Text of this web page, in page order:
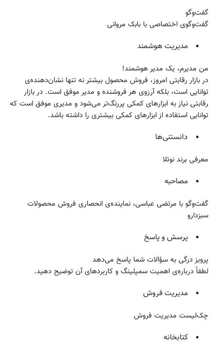
گفت‌وگو
گفت‌وگوی اختصاصی با بابک مروانی
مدیریت هوشمند
من مدیرم، یک مدیر هوشمند!
در بازار رقابتی امروز، فروش محصول بیشتر نه تنها نشان‌دهنده‌ی
توانایی است، بلکه آرزوی هر فروشنده و مدیر موفق است. در بازار
رقابتی نیاز به ابزارهای کمکی پررنگ‌تر می‌شود و مدیری موفق است که
توانایی استفاده از ابزارهای کمکی بیشتری را داشته باشد.
دانستنی‌ها
معرفی برند نوتلا
مصاحبه
گفت‌وگو با مرتضی عباسی، نماینده‌ی انحصاری فروش محصولات
سبزدارو
پرسش و پاسخ
پرویز درگی به سؤالات شما پاسخ می‌دهد
لطفاً درباره‌ی اهمیت سمپلینگ و کاربردهای آن توضیح دهید.
مدیریت فروش
چک‌لیست مدیریت فروش
کتابخانه